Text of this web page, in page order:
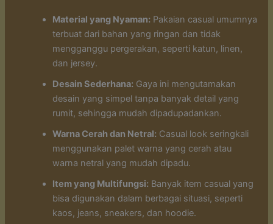
Material yang Nyaman: Pakaian casual umumnya
terbuat dari bahan yang ringan dan tidak
mengganggu pergerakan, seperti katun, linen,
dan jersey.
Desain Sederhana: Gaya ini mengutamakan
desain yang simpel tanpa banyak detail yang
rumit, sehingga mudah dipadupadankan.
Warna Cerah dan Netral: Casual look seringkali
menggunakan palet warna yang cerah atau
warna netral yang mudah dipadu.
Item yang Multifungsi: Banyak item casual yang
bisa digunakan dalam berbagai situasi, seperti
kaos, jeans, sneakers, dan hoodie.